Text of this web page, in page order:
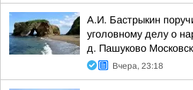
А.И. Бастрыкин
уголовному делу о
д. Пашуково
Вчера, 23:18